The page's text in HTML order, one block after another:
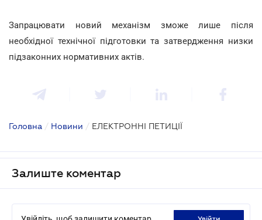
Запрацювати новий механізм зможе лише після
необхідної технічної підготовки та затвердження низки
підзаконних нормативних актів.
Головна / Новини / ЕЛЕКТРОННІ ПЕТИЦІЇ
Залиште коментар